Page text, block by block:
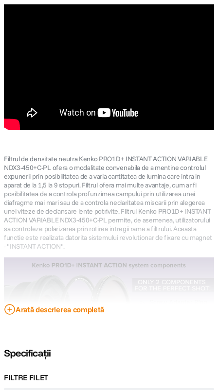
Filtrul de densitate neutra Kenko PRO1D+ INSTANT ACTION VARIABLE
NDX3-450+C-PL ofera o modalitate convenabila de a mentine controlul
expunerii prin posibilitatea de a varia cantitatea de lumina care intra in
aparat de la 1,5 la 9 stopuri. Filtrul ofera mai multe avantaje, cum ar fi
posibilitatea de a controla profunzimea campului prin utilizarea unei
diafragme mai mari sau de a controla neclaritatea miscarii prin alegerea
unei viteze de declansare lente potrivite. Filtrul Kenko PRO1D+ INSTANT
ACTION VARIABLE NDX3-450+C-PL permite, de asemenea, utilizatorului
sa controleze polarizarea prin rotirea intregii rame a filtrului. Aceasta
functie este realizata datorita sistemului revolutionar de fixare cu magnet
- "INSTANT ACTION".
Arată descrierea completă
Specificații
FILTRE FILET